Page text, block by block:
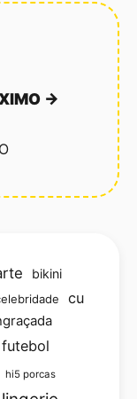
→
bikini
cu
futebol
hi5 porcas